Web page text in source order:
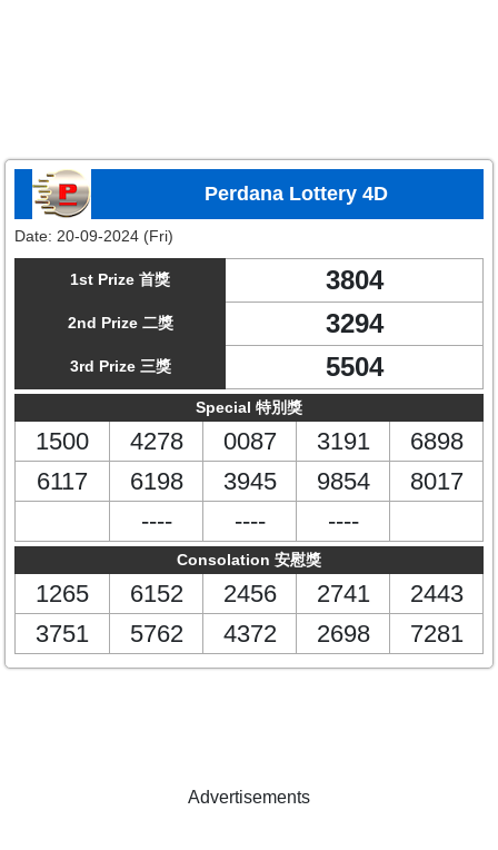
Perdana Lottery 4D
Date: 20-09-2024 (Fri)
1st Prize 首獎 3804
2nd Prize 二獎 3294
3rd Prize 三獎 5504
Special 特別獎
1500 4278 0087 3191
6898
6117
6198 3945 9854
8017
----
---- ----
Consolation 安慰獎
1265 6152 2456 2741
2443
3751
5762 4372 2698 7281
Advertisements